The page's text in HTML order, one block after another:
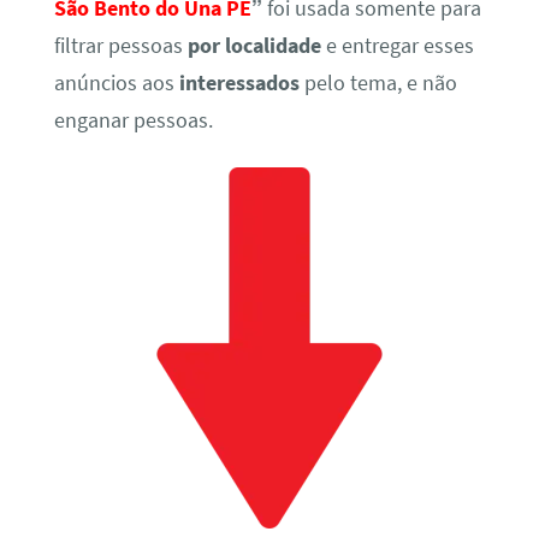
São Bento do Una PE” foi usada somente para
filtrar pessoas por localidadee entregar esses
anúncios aos interessadospelo tema, e não
enganar pessoas.